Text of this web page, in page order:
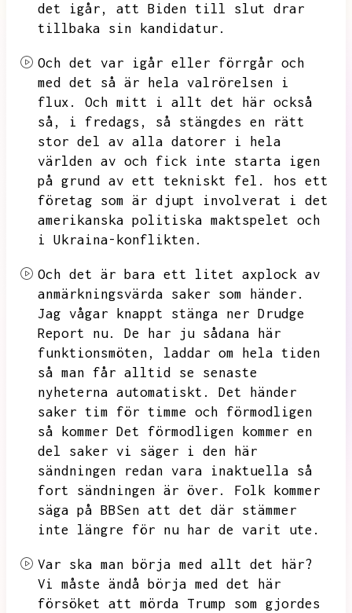
det igår,
att Biden till slut drar
tillbaka sin kandidatur.
Och det var igår eller förrgår och
med det så är hela valrörelsen i
flux.
Och mitt i allt det här också
så,
i fredags,
så stängdes en rätt
stor del av alla datorer i hela
världen av och fick inte starta igen
på grund av ett tekniskt fel.
hos ett
företag som är djupt involverat i det
amerikanska politiska maktspelet och
i Ukraina-konflikten.
Och det är bara ett litet axplock av
anmärkningsvärda saker som händer.
Jag vågar knappt stänga ner Drudge
Report nu.
De har ju sådana här
funktionsmöten,
laddar om hela tiden
så man får alltid se senaste
nyheterna automatiskt.
Det händer
saker tim för timme och förmodligen
så kommer Det förmodligen kommer en
del saker vi säger i den här
sändningen redan vara inaktuella så
fort sändningen är över.
Folk kommer
säga på BBSen att det där stämmer
inte längre för nu har de varit ute.
Var ska man börja med allt det här?
Vi måste ändå börja med det här
försöket att mörda Trump som gjordes